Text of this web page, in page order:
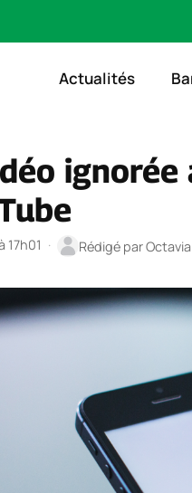
Actualités
17h01 · Rédigé parOctavia